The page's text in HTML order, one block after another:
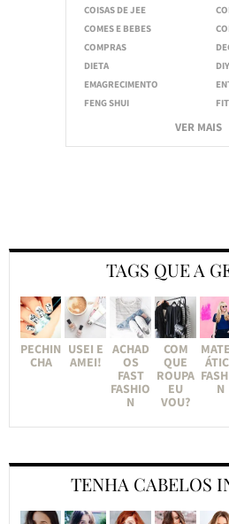
COISAS DE JEE
COMES E BEBES
COMPRAS
DIETA
DIY
EMAGRECIMENTO
FENG SHUI
VER MAIS
TAGS QUE A
PECHIN
CHA
USEI E
AMEI!
ACHAD
OS
FAST
FASHIO
N
COM
QUE
ROUPA
EU
VOU?
N
TENHA CABELOS